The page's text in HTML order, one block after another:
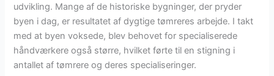
udvikling. Mange af de historiske bygninger, der pryder
byen i dag, er resultatet af dygtige tømreres arbejde. I takt
med at byen voksede, blev behovet for specialiserede
håndværkere også større, hvilket førte til en stigning i
antallet af tømrere og deres specialiseringer.